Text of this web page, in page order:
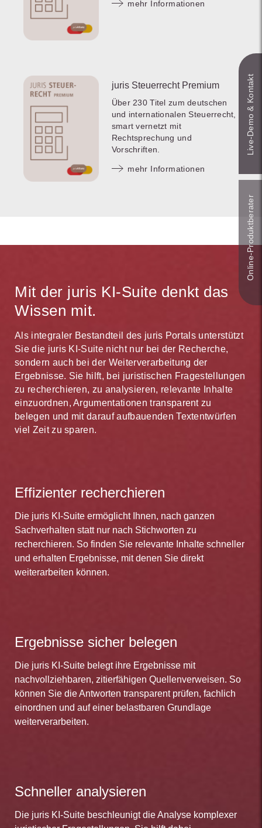
mehr Informationen
juris Steuerrecht Premium
Über 230 Titel zum deutschen
und internationalen Steuerrecht,
smart vernetzt mit
Rechtsprechung und
Vorschriften.
mehr Informationen
Mit der juris KI-Suite denkt das
Wissen mit.
Als integraler Bestandteil des juris Portals unterstützt
Sie die juris KI-Suite nicht nur bei der Recherche,
sondern auch bei der Weiterverarbeitung der
Ergebnisse. Sie hilft, bei juristischen Fragestellungen
zu recherchieren, zu analysieren, relevante Inhalte
einzuordnen, Argumentationen transparent zu
belegen und mit darauf aufbauenden Textentwürfen
viel Zeit zu sparen.
Effizienter recherchieren
Die juris KI-Suite ermöglicht Ihnen, nach ganzen
Sachverhalten statt nur nach Stichworten zu
recherchieren. So finden Sie relevante Inhalte schneller
und erhalten Ergebnisse, mit denen Sie direkt
weiterarbeiten können.
Ergebnisse sicher belegen
Die juris KI-Suite belegt ihre Ergebnisse mit
nachvollziehbaren, zitierfähigen Quellenverweisen. So
können Sie die Antworten transparent prüfen, fachlich
einordnen und auf einer belastbaren Grundlage
weiterverarbeiten.
Schneller analysieren
Die juris KI-Suite beschleunigt die Analyse komplexer
Live‑Demo & Kontakt
Online-Produkt­berater